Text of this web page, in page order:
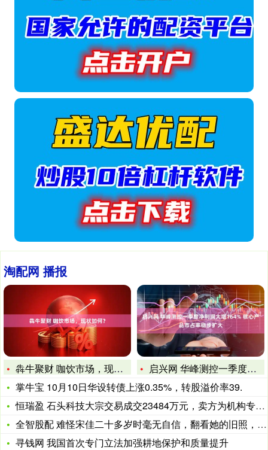
淘配网 播报
犇牛聚财 咖饮市场，现状如何？
启兴网 华峰测控一季度净利润大增164% 核心产品市占率稳步
掌牛宝 10月10日华设转债上涨0.35%，转股溢价率39.
恒瑞盈 石头科技大宗交易成交23484万元，卖方为机构专用席
全智股配 难怪宋佳二十多岁时毫无自信，翻看她的旧照，我对中年
寻钱网 我国首次专门立法加强耕地保护和质量提升